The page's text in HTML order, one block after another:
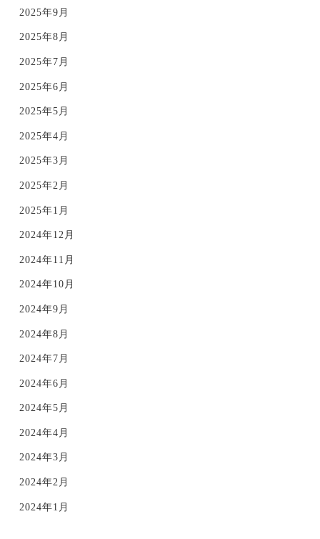
2025年9月
2025年8月
2025年7月
2025年6月
2025年5月
2025年4月
2025年3月
2025年2月
2025年1月
2024年12月
2024年11月
2024年10月
2024年9月
2024年8月
2024年7月
2024年6月
2024年5月
2024年4月
2024年3月
2024年2月
2024年1月